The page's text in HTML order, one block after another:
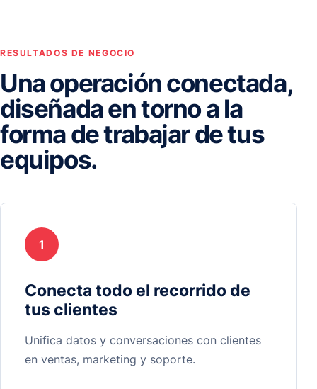
RESULTADOS DE NEGOCIO
Una operación conectada,
diseñada en torno a la
forma de trabajar de tus
equipos.
1
Conecta todo el recorrido de
tus clientes
Unifica datos y conversaciones con clientes
en ventas, marketing y soporte.